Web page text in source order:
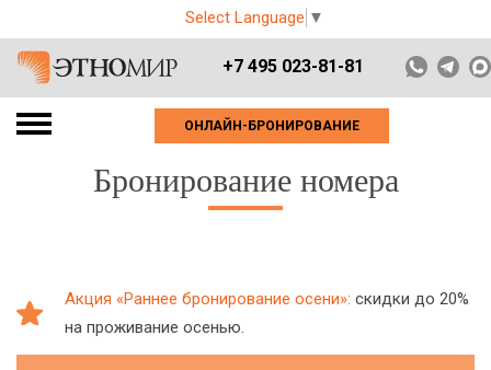
Select Language ▼
+7 495 023-81-81
ОНЛАЙН-БРОНИРОВАНИЕ
Бронирование номера
Акция «Раннее бронирование осени»: скидки до 20%
на проживание осенью.